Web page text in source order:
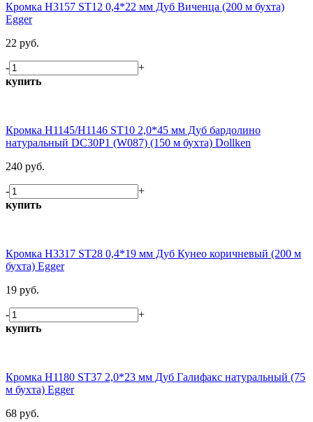
Кромка H3157 ST12 0,4*22 мм Дуб Виченца (200 м бухта)
Egger
22 руб.
-
+
купить
Кромка H1145/H1146 ST10 2,0*45 мм Дуб бардолино
натуральный DC30P1 (W087) (150 м бухта) Dollken
240 руб.
-
+
купить
Кромка H3317 ST28 0,4*19 мм Дуб Кунео коричневый (200 м
бухта) Egger
19 руб.
-
+
купить
Кромка H1180 ST37 2,0*23 мм Дуб Галифакс натуральный (75
м бухта) Egger
68 руб.